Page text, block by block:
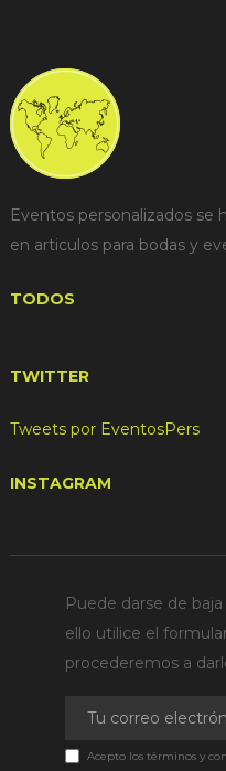
Eventos personalizados se
en articulos para bodas y
TODOS
TWITTER
Tweets por EventosPers
INSTAGRAM
Puede darse de
ello utilice el
procederemos a
Acepto los términos y